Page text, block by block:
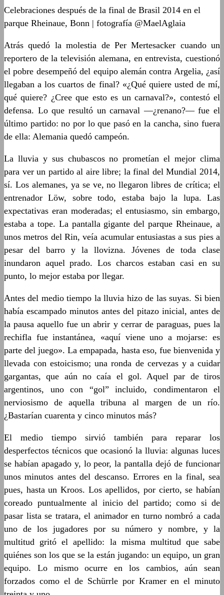
Celebraciones después de la final de Brasil 2014 en el
parque Rheinaue, Bonn | fotografía @MaelAglaia
Atrás quedó la molestia de Per Mertesacker cuando un
reportero de la televisión alemana, en entrevista, cuestionó
el pobre desempeñó del equipo alemán contra Argelia, ¿así
llegaban a los cuartos de final? «¿Qué quiere usted de mí,
qué quiere? ¿Cree que esto es un carnaval?», contestó el
defensa. Lo que resultó un carnaval —¿renano?— fue el
último partido: no por lo que pasó en la cancha, sino fuera
de ella: Alemania quedó campeón.
La lluvia y sus chubascos no prometían el mejor clima
para ver un partido al aire libre; la final del Mundial 2014,
sí. Los alemanes, ya se ve, no llegaron libres de crítica; el
entrenador Löw, sobre todo, estaba bajo la lupa. Las
expectativas eran moderadas; el entusiasmo, sin embargo,
estaba a tope. La pantalla gigante del parque Rheinaue, a
unos metros del Rin, veía acumular entusiastas a sus pies a
pesar del barro y la llovizna. Jóvenes de toda clase
inundaron aquel prado. Los charcos estaban casi en su
punto, lo mejor estaba por llegar.
Antes del medio tiempo la lluvia hizo de las suyas. Si bien
había escampado minutos antes del pitazo inicial, antes de
la pausa aquello fue un abrir y cerrar de paraguas, pues la
rechifla fue instantánea, «aquí viene uno a mojarse: es
parte del juego». La empapada, hasta eso, fue bienvenida y
llevada con estoicismo; una ronda de cervezas y a cuidar
gargantas, que aún no caía el gol. Aquel par de tiros
argentinos, uno con “gol” incluido, condimentaron el
nerviosismo de aquella tribuna al margen de un río.
¿Bastarían cuarenta y cinco minutos más?
El medio tiempo sirvió también para reparar los
desperfectos técnicos que ocasionó la lluvia: algunas luces
se habían apagado y, lo peor, la pantalla dejó de funcionar
unos minutos antes del descanso. Errores en la final, sea
pues, hasta un Kroos. Los apellidos, por cierto, se habían
coreado puntualmente al inicio del partido; como si de
pasar lista se tratara, el animador en turno nombró a cada
uno de los jugadores por su número y nombre, y la
multitud gritó el apellido: la misma multitud que sabe
quiénes son los que se la están jugando: un equipo, un gran
equipo. Lo mismo ocurre en los cambios, aún sean
forzados como el de Schürrle por Kramer en el minuto